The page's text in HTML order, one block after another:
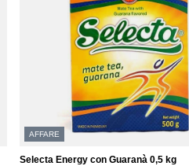
AFFARE
Selecta Energy con Guaranà 0,5 kg